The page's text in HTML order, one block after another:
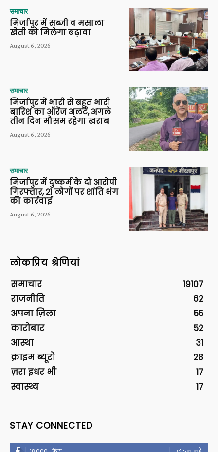
समाचार
मिर्जापुर में सब्जी व मसाला
खेती को मिलेगा बढ़ावा
August 6, 2026
समाचार
मिर्जापुर में भारी से बहुत भारी
बारिश का ऑरेंज अलर्ट, अगले
तीन दिन मौसम रहेगा खराब
August 6, 2026
समाचार
मिर्जापुर में दुष्कर्म के दो आरोपी
गिरफ्तार, 21 लोगों पर शांति भंग
की कार्रवाई
August 6, 2026
लोकप्रिय श्रेणियां
समाचार
19107
राजनीति
62
अपना ज़िला
55
कारोबार
52
आस्था
31
क्राइम ब्यूरो
28
ज़रा इधर भी
17
स्वास्थ्य
17
STAY CONNECTED